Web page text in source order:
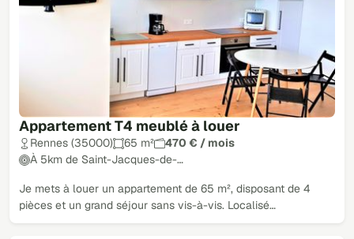
Appartement T4 meublé à louer
Rennes (35000) 65 m²
470 € / mois
À 5km de Saint-Jacques-de-…
Je mets à louer un appartement de 65 m², disposant de 4
pièces et un grand séjour sans vis-à-vis. Localisé…